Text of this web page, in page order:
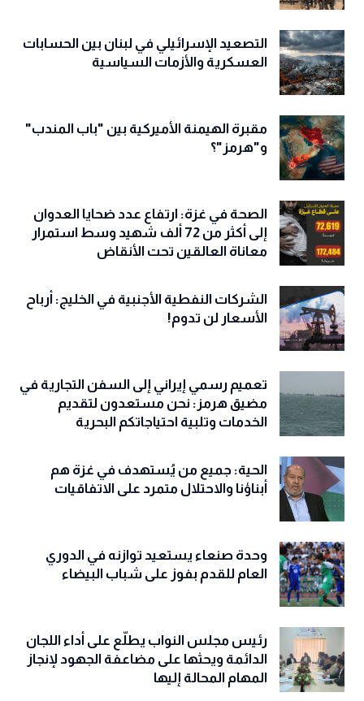
التصعيد الإسرائيلي في لبنان بين الحسابات
العسكرية والأزمات السياسية
مقبرة الهيمنة الأميركية بين "باب المندب"
و"هرمز"؟
الصحة في غزة: ارتفاع عدد ضحايا العدوان
إلى أكثر من 72 ألف شهيد وسط استمرار
معاناة العالقين تحت الأنقاض
الشركات النفطية الأجنبية في الخليج: أرباح
الأسعار لن تدوم!
تعميم رسمي إيراني إلى السفن التجارية في
مضيق هرمز: نحن مستعدون لتقديم
الخدمات وتلبية احتياجاتكم البحرية
الحية: جميع من يُستهدف في غزة هم
أبناؤنا والاحتلال متمرد على الاتفاقيات
وحدة صنعاء يستعيد توازنه في الدوري
العام للقدم بفوز على شباب البيضاء
رئيس مجلس النواب يطلّع على أداء اللجان
الدائمة ويحثها على مضاعفة الجهود لإنجاز
المهام المحالة إليها